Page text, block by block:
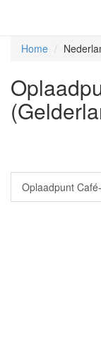
Home
Oplaadpunt